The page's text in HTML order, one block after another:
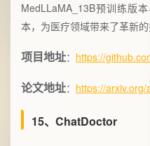
MedLLaMA_13B预训练版
本，为医疗领域带来了革新的
项目地址： https://
论文地址： https://
15、ChatDoctor